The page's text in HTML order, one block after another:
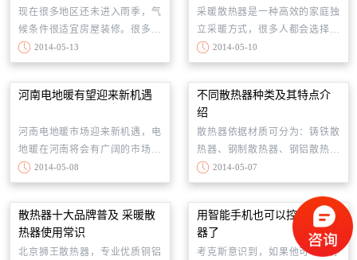
现在很多地区还未进入雨季，气
候条件很适宜房屋装修。很多业
主都是人生第一次面临家装，对
于设计、选材、装修等流程一知
半解，尤其对散热器安装更是感
到十分茫然。
2014-05-13
采暖散热器是一种高效的家庭独
立采暖方式，很多人都会选择散
热器采暖，但不少家庭用户担心
散热器尺寸过大，影响室内美
观。实际上，散热器有很多尺
寸，不同品牌、不同种类、不同
型号的散热器尺寸都不一样，用
户完全可以根据自己的户型和室
内设计选择不同的尺寸。散热器
十大品牌厂家北京狮王散热器，
提供私人个性化定制服务，可满
足不同消费者对不同散热器尺寸
的需求。以下是散热器十大品牌
北京狮王散热器尺寸资料。
2014-05-10
河南电地暖有望迎来新机遇
河南电地暖市场迎来新机遇，电
地暖在河南将会有广阔的市场。
河南将实施居民“分时电价”夜间电
价五折优惠。水地暖唯一优于电
地暖的使用成本优势将不复存
在，电地暖大力发展将成为现
实。
2014-05-08
不同散热器种类及其特点介
绍
散热器依据材质可分为：铸铁散
热器、钢制散热器、钢铝散热器
和铜铝复合散热器等，不同材质
散热器的特点不同。不论哪种材
质的散热器，都必须具备散热性
能好、外形美观等特点。
2014-05-07
散热器十大品牌普及 采暖散
热器使用常识
北京狮王散热器，专业优质铜铝
用智能手机也可以控制散热
器了
考克斯意识到，如果他可以只存